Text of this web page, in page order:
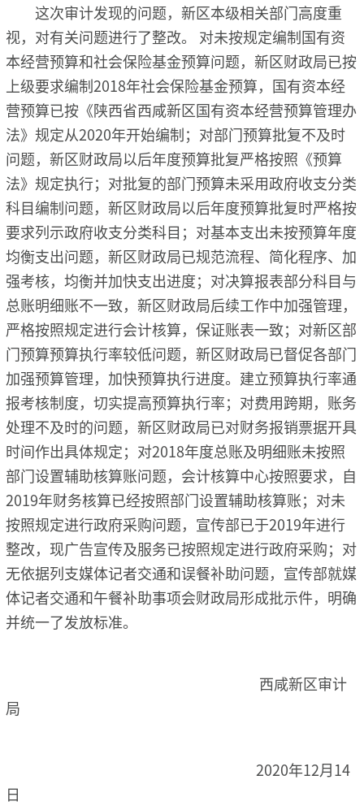
这次审计发现的问题，新区本级相关部门高度重
视，对有关问题进行了整改。 对未按规定编制国有资
本经营预算和社会保险基金预算问题，新区财政局已按
上级要求编制2018年社会保险基金预算，国有资本经
营预算已按《陕西省西咸新区国有资本经营预算管理办
法》规定从2020年开始编制；对部门预算批复不及时
问题，新区财政局以后年度预算批复严格按照《预算
法》规定执行；对批复的部门预算未采用政府收支分类
科目编制问题，新区财政局以后年度预算批复时严格按
要求列示政府收支分类科目；对基本支出未按预算年度
均衡支出问题，新区财政局已规范流程、简化程序、加
强考核，均衡并加快支出进度；对决算报表部分科目与
总账明细账不一致，新区财政局后续工作中加强管理，
严格按照规定进行会计核算，保证账表一致；对新区部
门预算预算执行率较低问题，新区财政局已督促各部门
加强预算管理，加快预算执行进度。建立预算执行率通
报考核制度，切实提高预算执行率；对费用跨期，账务
处理不及时的问题，新区财政局已对财务报销票据开具
时间作出具体规定；对2018年度总账及明细账未按照
部门设置辅助核算账问题，会计核算中心按照要求，自
2019年财务核算已经按照部门设置辅助核算账；对未
按照规定进行政府采购问题，宣传部已于2019年进行
整改，现广告宣传及服务已按照规定进行政府采购；对
无依据列支媒体记者交通和误餐补助问题，宣传部就媒
体记者交通和午餐补助事项会财政局形成批示件，明确
并统一了发放标准。
西咸新区审计
局
2020年12月14
日